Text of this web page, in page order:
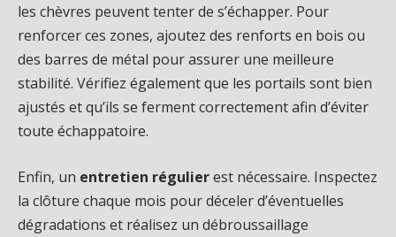
les chèvres peuvent tenter de s’échapper. Pour
renforcer ces zones, ajoutez des renforts en bois ou
des barres de métal pour assurer une meilleure
stabilité. Vérifiez également que les portails sont bien
ajustés et qu’ils se ferment correctement afin d’éviter
toute échappatoire.
Enfin, un entretien régulierest nécessaire. Inspectez
la clôture chaque mois pour déceler d’éventuelles
dégradations et réalisez un débroussaillage